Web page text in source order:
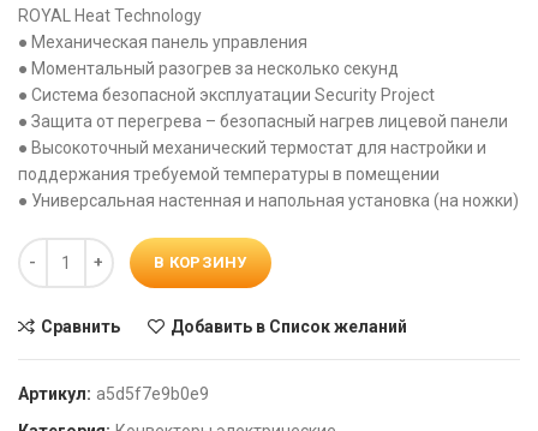
ROYAL Heat Technology
● Механическая панель управления
● Моментальный разогрев за несколько секунд
● Система безопасной эксплуатации Security Project
● Защита от перегрева – безопасный нагрев лицевой панели
● Высокоточный механический термостат для настройки и
поддержания требуемой температуры в помещении
● Универсальная настенная и напольная установка (на ножки)
Количество
В КОРЗИНУ
Сравнить Добавить в Список желаний
Артикул: a5d5f7e9b0e9